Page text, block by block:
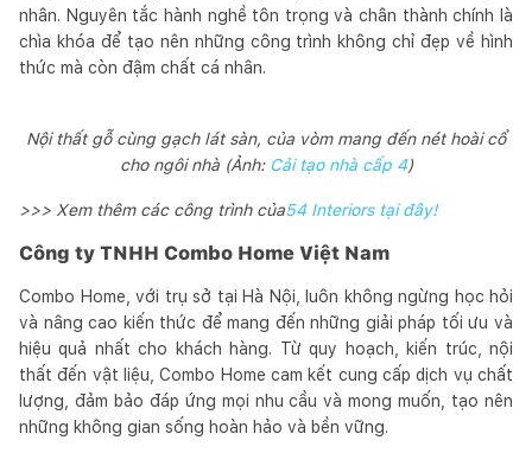
nhân. Nguyên tắc hành nghề tôn trọng và chân thành chính là
chìa khóa để tạo nên những công trình không chỉ đẹp về hình
thức mà còn đậm chất cá nhân.
Nội thất gỗ cùng gạch lát sàn, của vòm mang đến nét hoài cổ
cho ngôi nhà (Ảnh: Cải tạo nhà cấp 4)
>>> Xem thêm các công trình của54 Interiors tại đây!
Công ty TNHH Combo Home Việt Nam
Combo Home, với trụ sở tại Hà Nội, luôn không ngừng học hỏi
và nâng cao kiến thức để mang đến những giải pháp tối ưu và
hiệu quả nhất cho khách hàng. Từ quy hoạch, kiến trúc, nội
thất đến vật liệu, Combo Home cam kết cung cấp dịch vụ chất
lượng, đảm bảo đáp ứng mọi nhu cầu và mong muốn, tạo nên
những không gian sống hoàn hảo và bền vững.